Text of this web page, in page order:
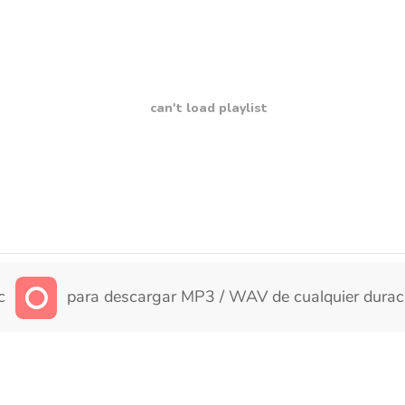
can't load playlist
para descargar MP3 / WAV de cualquier